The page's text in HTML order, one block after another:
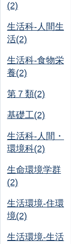
(2)
生活科-人間生
活(2)
生活科-食物栄
養(2)
第７類(2)
基礎工(2)
生活科-人間・
環境科(2)
生命環境学群
(2)
生活環境-住環
境(2)
生活環境-生活